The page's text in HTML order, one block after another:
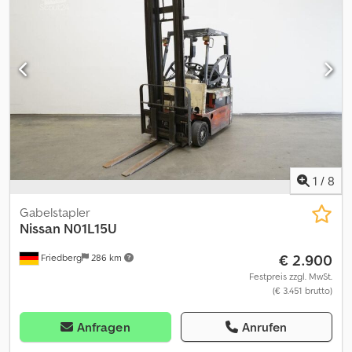
, Betriebsgewicht: 4.051 kg
, Ausstattung:Kabine, Seitenschieber
Autogas, keine Klimaanlage, Grundfarbe: rot Extras in der
Ausstattung Seitenschieber, Nutzlast(kg):2500 Aufbautyp: Nissan
2,5 t. Gas - Gabelstapler, Baujahr 2005, Betriebs-Std.:6.880 h, 4
Zylinder Benzin / Gasmotor mit 39 KW / 53 PS, Seitenschieber,
Vollkabine, Duplex - Mast, Hubhöhe 3.300 mm, Beleuchtung
Dsdpfx Aezrpldeiyock
1 / 8
Friedberg 286 km
Gabelstapler
Nissan N01L15U
€ 2.900
Festpreis zzgl. MwSt.
(€ 3.451 brutto)
Anfragen Anrufen